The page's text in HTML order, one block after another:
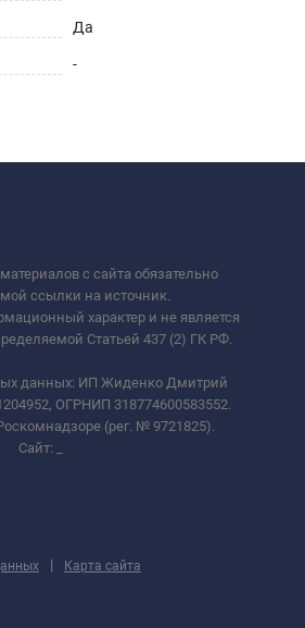
Да
-
с сайта обязательно
ссылки на источник.
характер и не является
Статьей 437 (2) ГК РФ.
данных: ИП Жиденко Дмитрий
ОГРНИП 318774600583552.
(рег. № 9721825).
Сайт:
| Карта сайта